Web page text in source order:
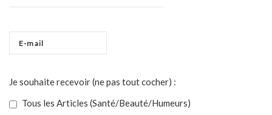
Je souhaite recevoir (ne pas tout cocher) :
Tous les Articles (Santé/Beauté/Humeurs)